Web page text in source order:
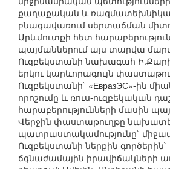
քաղաքական և
բնագավառում սերտաճման
Արևմուտքի հետ
պայմաններում այս տարվա
Ուզբեկստանի նախագահ
երկու կարևորագույն
Ուզբեկստանի` «ЕвразЭС»-ին
որոշումը և ռուս-ուզբեկական
հարաբերությունների մասին
Վերջին փաստաթուղթը
պատրաստակամությունը`
Ուզբեկստանի ներքին
ճգնաժամային իրավիճակների